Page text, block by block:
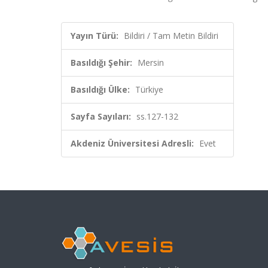
Yayın Türü: Bildiri / Tam Metin Bildiri
Basıldığı Şehir: Mersin
Basıldığı Ülke: Türkiye
Sayfa Sayıları: ss.127-132
Akdeniz Üniversitesi Adresli: Evet